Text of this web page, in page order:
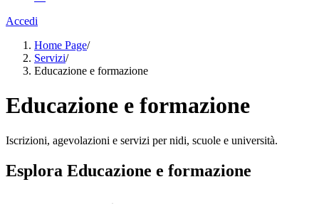
Accedi
Home Page/
Servizi/
Educazione e formazione
Educazione e formazione
Iscrizioni, agevolazioni e servizi per nidi, scuole e università.
Esplora Educazione e formazione